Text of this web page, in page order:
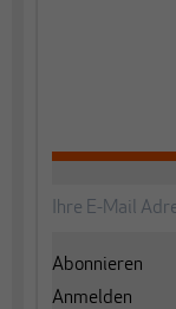
Abonnieren
Anmelden